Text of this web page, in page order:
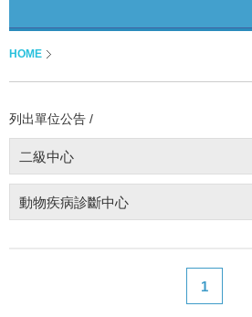
HOME
列出單位公告 /
二級中心
動物疾病診斷中心
1